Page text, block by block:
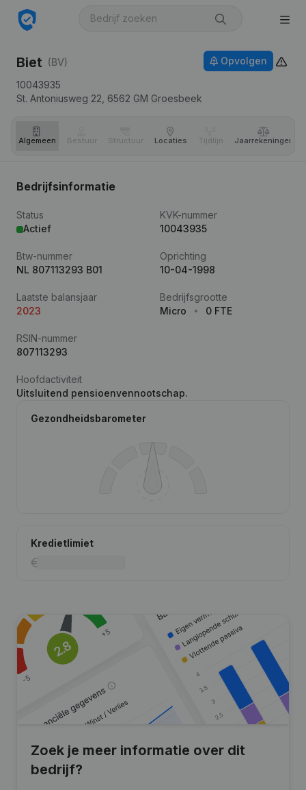
Biet (BV)
10043935
St. Antoniusweg 22, 6562 GM Groesbeek
Opvolgen
Algemeen Bestuur Structuur Locaties Tijdlijn Jaar­rekeningen
Bedrijfsinformatie
Status
Actief
KVK-nummer
10043935
Btw-nummer
NL 807113293 B01
Oprichting
10-04-1998
Laatste balansjaar
2023
Bedrijfsgrootte
Micro
0 FTE
RSIN-nummer
807113293
Hoofdactiviteit
Uitsluitend pensioenvennootschap.
Gezondheidsbarometer
Kredietlimiet
Zoek je meer informatie over dit
bedrijf?